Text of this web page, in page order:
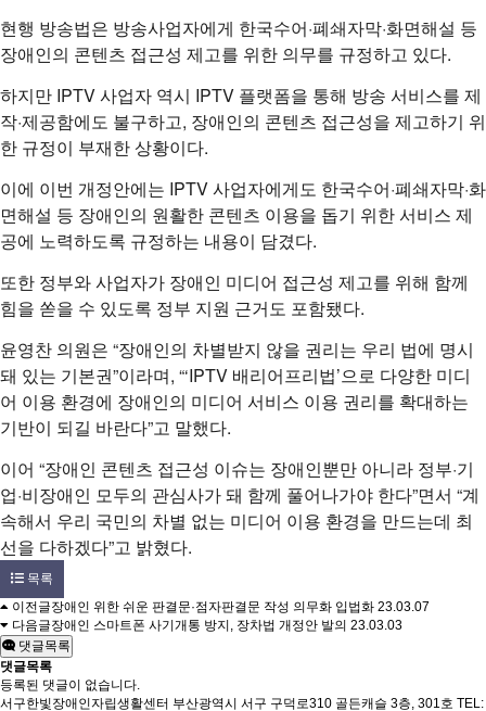
현행 방송법은 방송사업자에게 한국수어·폐쇄자막·화면해설 등
장애인의 콘텐츠 접근성 제고를 위한 의무를 규정하고 있다.
하지만 IPTV 사업자 역시 IPTV 플랫폼을 통해 방송 서비스를 제
작·제공함에도 불구하고, 장애인의 콘텐츠 접근성을 제고하기 위
한 규정이 부재한 상황이다.
이에 이번 개정안에는 IPTV 사업자에게도 한국수어·폐쇄자막·화
면해설 등 장애인의 원활한 콘텐츠 이용을 돕기 위한 서비스 제
공에 노력하도록 규정하는 내용이 담겼다.
또한 정부와 사업자가 장애인 미디어 접근성 제고를 위해 함께
힘을 쏟을 수 있도록 정부 지원 근거도 포함됐다.
윤영찬 의원은 “장애인의 차별받지 않을 권리는 우리 법에 명시
돼 있는 기본권”이라며, “‘IPTV 배리어프리법’으로 다양한 미디
어 이용 환경에 장애인의 미디어 서비스 이용 권리를 확대하는
기반이 되길 바란다”고 말했다.
이어 “장애인 콘텐츠 접근성 이슈는 장애인뿐만 아니라 정부·기
업·비장애인 모두의 관심사가 돼 함께 풀어나가야 한다”면서 “계
속해서 우리 국민의 차별 없는 미디어 이용 환경을 만드는데 최
선을 다하겠다”고 밝혔다.
목록
이전글장애인 위한 쉬운 판결문·점자판결문 작성 의무화 입법화 23.03.07
다음글장애인 스마트폰 사기개통 방지, 장차법 개정안 발의 23.03.03
댓글목록
댓글목록
등록된 댓글이 없습니다.
서구한빛장애인자립생활센터 부산광역시 서구 구덕로310 골든캐슬 3층, 301호 TEL: